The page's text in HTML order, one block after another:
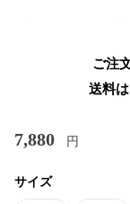
ご注
送料
7,880 円
サイズ